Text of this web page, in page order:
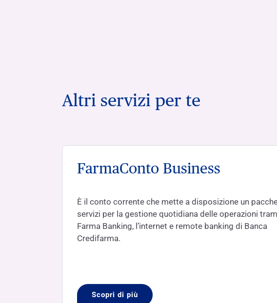
Altri servizi per te
FarmaConto Business
È il conto corrente che mette a disposizione un
servizi per la gestione quotidiana delle operazioni
Farma Banking, l’internet e remote banking di Banca
Credifarma.
Scopri di più